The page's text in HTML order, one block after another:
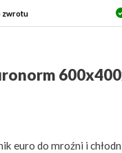
zwrotu
euro do mroźni i